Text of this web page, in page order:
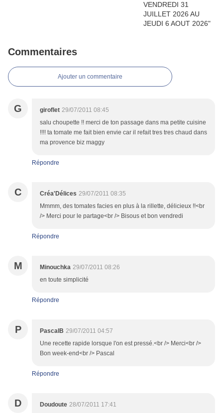
Commentaires
Ajouter un commentaire
G giroflet 29/07/2011 08:45
salu choupette !! merci de ton passage dans ma petite cuisine
!!!! ta tomate me fait bien envie car il refait tres tres chaud dans
ma provence biz maggy
Répondre
C Créa'Délices 29/07/2011 08:35
Mmmm, des tomates facies en plus à la rillette, délicieux !!<br
/> Merci pour le partage<br /> Bisous et bon vendredi
Répondre
M Minouchka 29/07/2011 08:26
en toute simplicité
Répondre
P PascalB 29/07/2011 04:57
Une recette rapide lorsque l'on est pressé.<br /> Merci<br />
Bon week-end<br /> Pascal
Répondre
D Doudoute 28/07/2011 17:41